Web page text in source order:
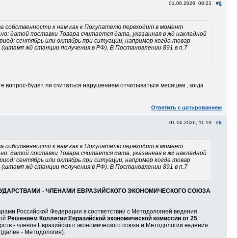
01.06.2026, 08:23 #8
собственности к нам как к Покупателю переходит в момент
датой поставки Товара считается дата, указанная в жд накладной
сентябрь или октябрь при ситуации, например когда товар
жд станции получения в РФ). В Постановлении 891 в п.7
будет ли считаться нарушением отчитываться месяцем , когда
Ответить с цитированием
01.06.2026, 11:19 #9
собственности к нам как к Покупателю переходит в момент
датой поставки Товара считается дата, указанная в жд накладной
сентябрь или октябрь при ситуации, например когда товар
жд станции получения в РФ). В Постановлении 891 в п.7
- ЧЛЕНАМИ ЕВРАЗИЙСКОГО ЭКОНОМИЧЕСКОГО СОЮЗА
Российской Федерации в соответствии с Методологией ведения
Решением Коллегии Евразийской экономической комиссии от 25
- членов Евразийского экономического союза и Методологии ведения
(далее - Методология).